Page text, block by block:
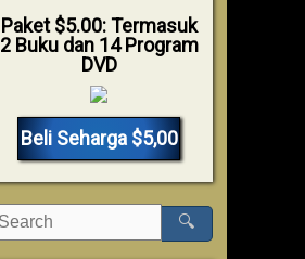
Paket $5.00: Termasuk
2 Buku dan 14 Program
DVD
Beli Seharga $5,00
🔍